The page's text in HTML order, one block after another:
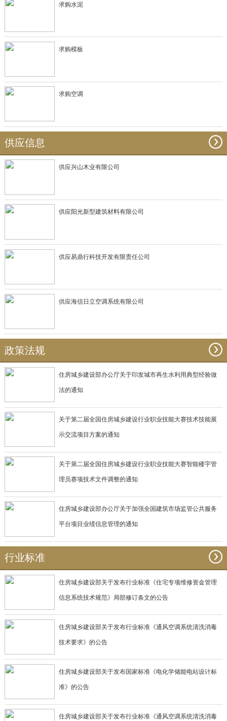
求购水泥
求购模板
求购空调
供应信息
供应兴山木业有限公司
供应阳光新型建筑材料有限公司
供应易鼎行科技开发有限责任公司
供应海信日立空调系统有限公司
政策法规
住房城乡建设部办公厅关于印发城市再生水利用典型经验做
法的通知
关于第二届全国住房城乡建设行业职业技能大赛技术技能展
示交流项目方案的通知
关于第二届全国住房城乡建设行业职业技能大赛智能楼宇管
理员赛项技术文件调整的通知
住房城乡建设部办公厅关于加强全国建筑市场监管公共服务
平台项目业绩信息管理的通知
行业标准
住房城乡建设部关于发布行业标准《住宅专项维修资金管理
信息系统技术规范》局部修订条文的公告
住房城乡建设部关于发布行业标准《通风空调系统清洗消毒
技术要求》的公告
住房城乡建设部关于发布国家标准《电化学储能电站设计标
准》的公告
住房城乡建设部关于发布行业标准《通风空调系统清洗消毒